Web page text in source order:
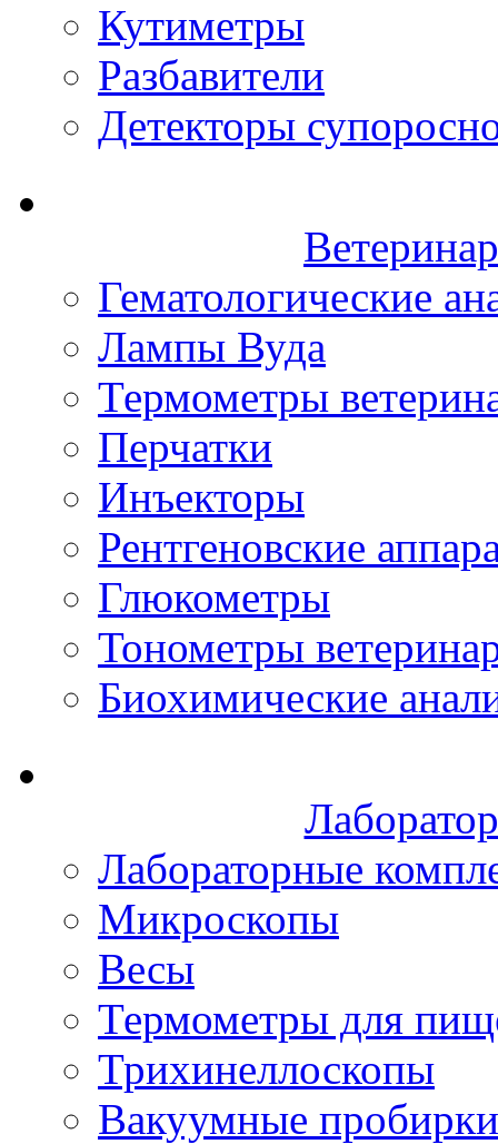
Кутиметры
Разбавители
Детекторы
Гематологические
Лампы Вуда
Термометры
Перчатки
Инъекторы
Рентгеновские
Глюкометры
Тонометры
Биохимические
Лабораторные
Микроскопы
Весы
Термометры для
Трихинеллоскопы
Вакуумные пробирки